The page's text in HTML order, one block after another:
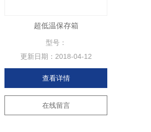
超低温保存箱
型号：
更新日期： 2018-04-12
查看详情
在线留言